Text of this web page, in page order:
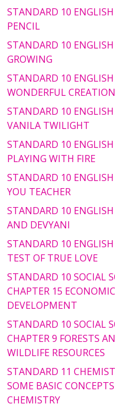
STANDARD 10
PENCIL
STANDARD 10
GROWING
STANDARD 10
WONDERFUL CREATION
STANDARD 10
VANILA TWILIGHT
STANDARD 10
PLAYING WITH FIRE
STANDARD 10
YOU TEACHER
STANDARD 10
AND DEVYANI
STANDARD 10
TEST OF TRUE LOVE
STANDARD 10 SOCIAL
CHAPTER 15 ECONOMIC
DEVELOPMENT
STANDARD 10 SOCIAL
CHAPTER 9 FORESTS
WILDLIFE RESOURCES
STANDARD 11
SOME BASIC
CHEMISTRY